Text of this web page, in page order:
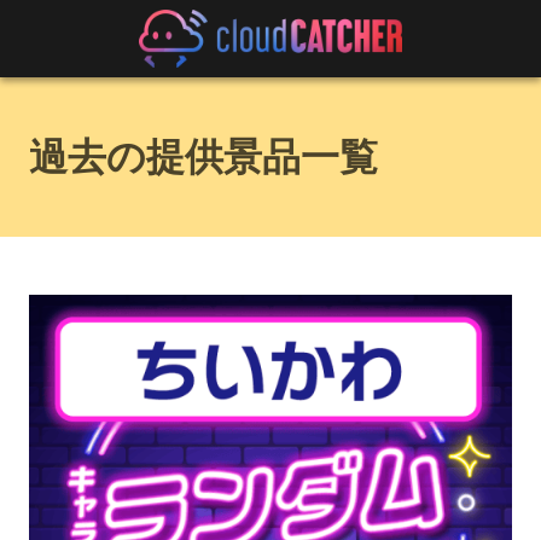
過去の提供景品一覧